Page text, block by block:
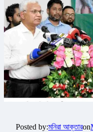
Posted by:মনিরা আক্তারon